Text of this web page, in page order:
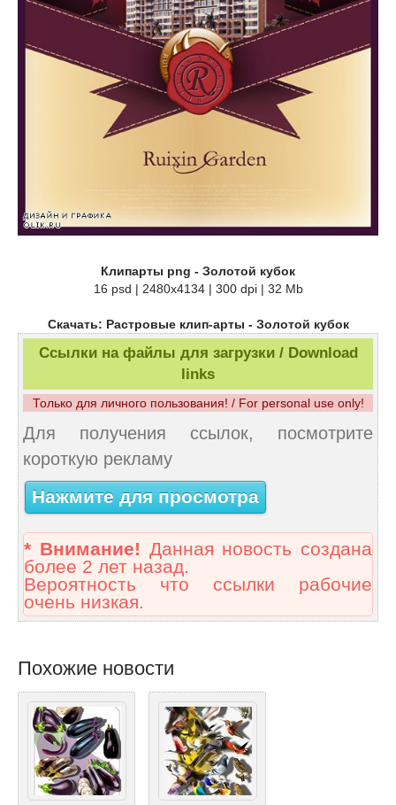
Клипарты png - Золотой кубок
16 psd | 2480x4134 | 300 dpi | 32 Mb
Скачать: Растровые клип-арты - Золотой кубок
Ссылки на файлы для загрузки / Download
links
Только для личного пользования! / For personal use only!
Для получения ссылок, посмотрите
короткую рекламу
Нажмите для просмотра
* Внимание! Данная новость создана
более 2 лет назад.
Вероятность что ссылки рабочие
очень низкая.
Похожие новости